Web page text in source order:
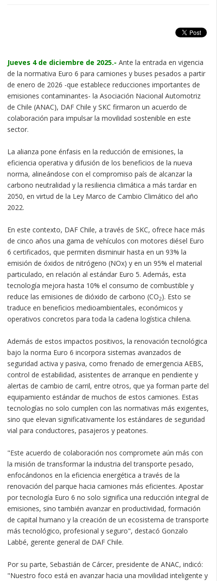
Jueves 4 de diciembre de 2025.- Ante la entrada en vigencia
de la normativa Euro 6 para camiones y buses pesados a partir
de enero de 2026 -que establece reducciones importantes de
emisiones contaminantes- la Asociación Nacional Automotriz
de Chile (ANAC), DAF Chile y SKC firmaron un acuerdo de
colaboración para impulsar la movilidad sostenible en este
sector.
La alianza pone énfasis en la reducción de emisiones, la
eficiencia operativa y difusión de los beneficios de la nueva
norma, alineándose con el compromiso país de alcanzar la
carbono neutralidad y la resiliencia climática a más tardar en
2050, en virtud de la Ley Marco de Cambio Climático del año
2022.
En este contexto, DAF Chile, a través de SKC, ofrece hace más
de cinco años una gama de vehículos con motores diésel Euro
6 certificados, que permiten disminuir hasta en un 93% la
emisión de óxidos de nitrógeno (NOx) y en un 95% el material
particulado, en relación al estándar Euro 5. Además, esta
tecnología mejora hasta 10% el consumo de combustible y
reduce las emisiones de dióxido de carbono (CO2). Esto se
traduce en beneficios medioambientales, económicos y
operativos concretos para toda la cadena logística chilena.
Además de estos impactos positivos, la renovación tecnológica
bajo la norma Euro 6 incorpora sistemas avanzados de
seguridad activa y pasiva, como frenado de emergencia AEBS,
control de estabilidad, asistentes de arranque en pendiente y
alertas de cambio de carril, entre otros, que ya forman parte del
equipamiento estándar de muchos de estos camiones. Estas
tecnologías no solo cumplen con las normativas más exigentes,
sino que elevan significativamente los estándares de seguridad
vial para conductores, pasajeros y peatones.
"Este acuerdo de colaboración nos compromete aún más con
la misión de transformar la industria del transporte pesado,
enfocándonos en la eficiencia energética a través de la
renovación del parque hacia camiones más eficientes. Apostar
por tecnología Euro 6 no solo significa una reducción integral de
emisiones, sino también avanzar en productividad, formación
de capital humano y la creación de un ecosistema de transporte
más tecnológico, profesional y seguro", destacó Gonzalo
Labbé, gerente general de DAF Chile.
Por su parte, Sebastián de Cárcer, presidente de ANAC, indicó:
"Nuestro foco está en avanzar hacia una movilidad inteligente y